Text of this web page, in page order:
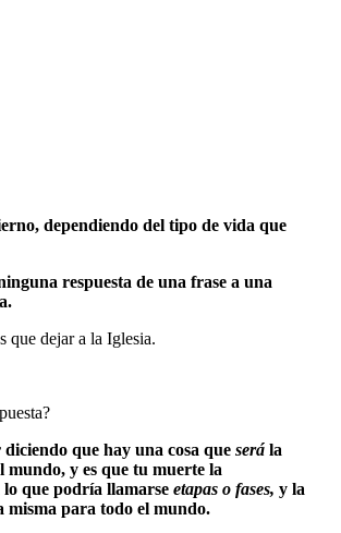
dependiendo del tipo de vida que
respuesta de una frase a una
que dejar a la Iglesia.
que hay una cosa que será la
mundo, y es que tu muerte la
que podría llamarse etapas o fases, y la
misma para todo el mundo.